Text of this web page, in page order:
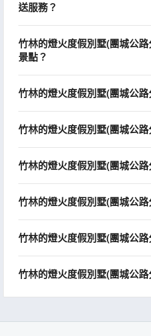
送服務？
竹林的燈火度假別墅(團城公
景點？
竹林的燈火度假別墅(團城公
竹林的燈火度假別墅(團城公
竹林的燈火度假別墅(團城公
竹林的燈火度假別墅(團城公
竹林的燈火度假別墅(團城公
竹林的燈火度假別墅(團城公